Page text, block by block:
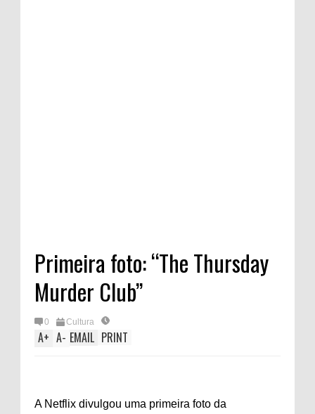
Primeira foto: “The Thursday
Murder Club”
0 Cultura
A+ A- EMAIL PRINT
A Netflix divulgou uma primeira foto da